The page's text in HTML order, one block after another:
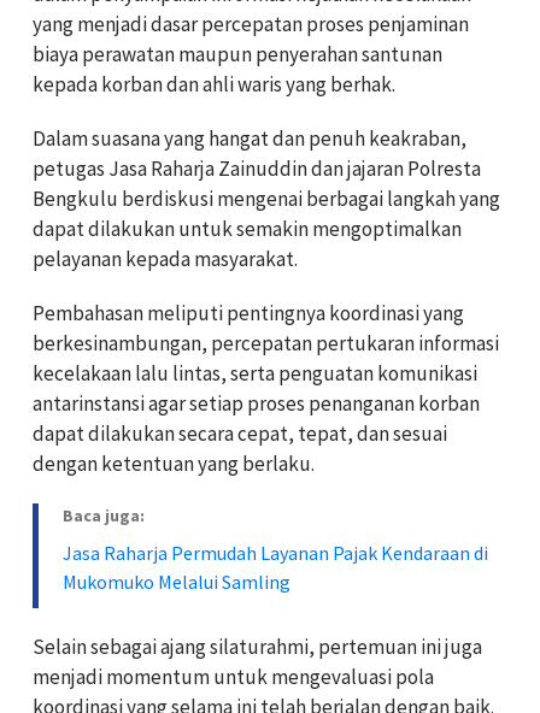
yang menjadi dasar percepatan proses penjaminan
biaya perawatan maupun penyerahan santunan
kepada korban dan ahli waris yang berhak.
Dalam suasana yang hangat dan penuh keakraban,
petugas Jasa Raharja Zainuddin dan jajaran Polresta
Bengkulu berdiskusi mengenai berbagai langkah yang
dapat dilakukan untuk semakin mengoptimalkan
pelayanan kepada masyarakat.
Pembahasan meliputi pentingnya koordinasi yang
berkesinambungan, percepatan pertukaran informasi
kecelakaan lalu lintas, serta penguatan komunikasi
antarinstansi agar setiap proses penanganan korban
dapat dilakukan secara cepat, tepat, dan sesuai
dengan ketentuan yang berlaku.
Baca juga:
Jasa Raharja Permudah Layanan Pajak Kendaraan di
Mukomuko Melalui Samling
Selain sebagai ajang silaturahmi, pertemuan ini juga
menjadi momentum untuk mengevaluasi pola
koordinasi yang selama ini telah berjalan dengan baik.